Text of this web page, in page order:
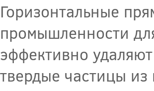
Горизонтальные
промышленности
эффективно
твердые частицы из